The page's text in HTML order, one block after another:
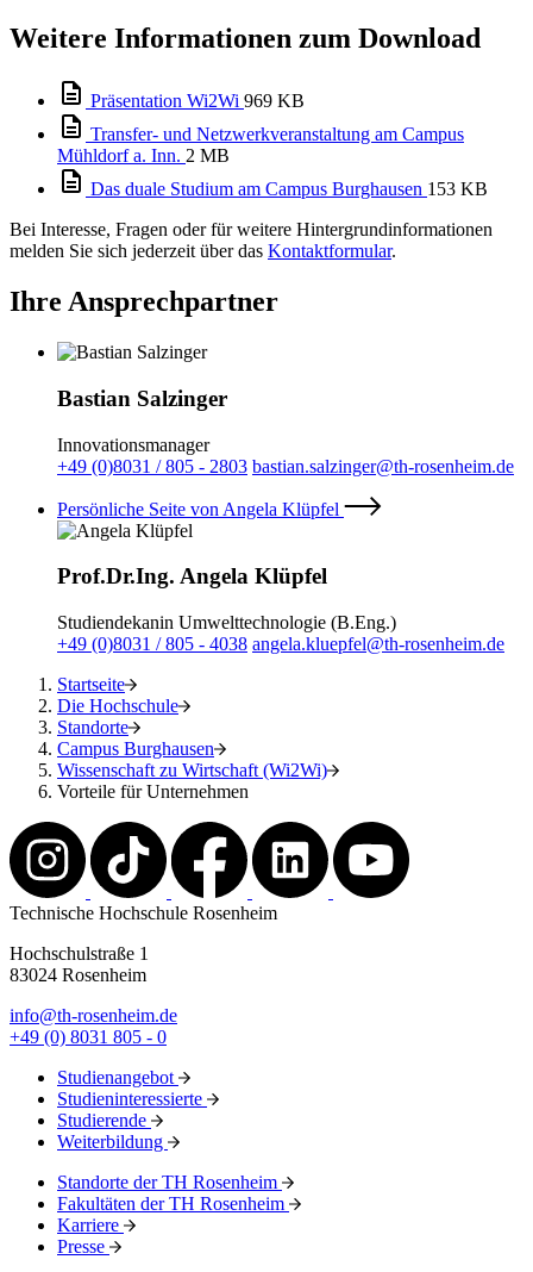
Weitere Informationen zum Download
Präsentation Wi2Wi 969 KB
Transfer- und Netzwerkveranstaltung am Campus
Mühldorf a. Inn. 2 MB
Das duale Studium am Campus Burghausen 153 KB
Bei Interesse, Fragen oder für weitere Hintergrundinformationen
melden Sie sich jederzeit über das Kontaktformular.
Ihre Ansprechpartner
Bastian Salzinger
Innovationsmanager
+49 (0)8031 / 805 - 2803 bastian.salzinger@th-rosenheim.de
Persönliche Seite von Angela Klüpfel
Prof.Dr.Ing. Angela Klüpfel
Studiendekanin Umwelttechnologie (B.Eng.)
+49 (0)8031 / 805 - 4038 angela.kluepfel@th-rosenheim.de
Startseite
Die Hochschule
Standorte
Campus Burghausen
Wissenschaft zu Wirtschaft (Wi2Wi)
Vorteile für Unternehmen
Technische Hochschule Rosenheim
Hochschulstraße 1
83024 Rosenheim
info@th-rosenheim.de
+49 (0) 8031 805 - 0
Studienangebot
Studieninteressierte
Studierende
Weiterbildung
Standorte der TH Rosenheim
Fakultäten der TH Rosenheim
Karriere
Presse